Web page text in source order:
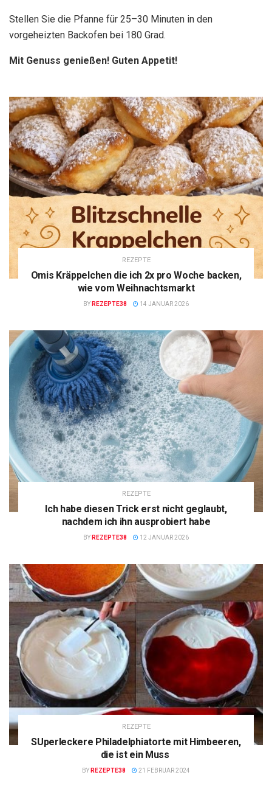
Stellen Sie die Pfanne für 25–30 Minuten in den
vorgeheizten Backofen bei 180 Grad.
Mit Genuss genießen! Guten Appetit!
REZEPTE
Omis Kräppelchen die ich 2x pro Woche backen,
wie vom Weihnachtsmarkt
BY REZEPTE38 14 JANUAR 2026
REZEPTE
Ich habe diesen Trick erst nicht geglaubt,
nachdem ich ihn ausprobiert habe
BY REZEPTE38 12 JANUAR 2026
REZEPTE
SUperleckere Philadelphiatorte mit Himbeeren,
die ist ein Muss
BY REZEPTE38 21 FEBRUAR 2024